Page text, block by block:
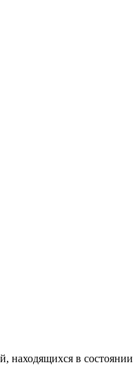
находящихся в состоянии